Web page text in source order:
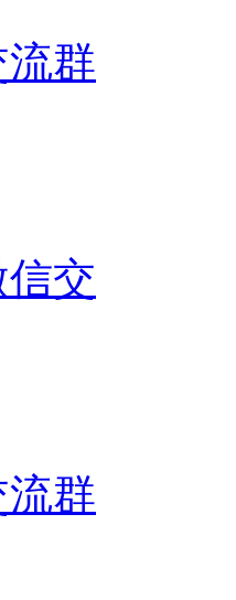
群
交
群